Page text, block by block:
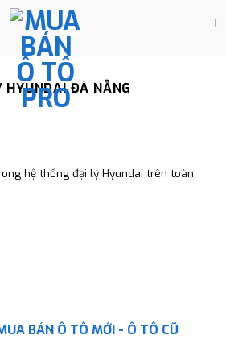
HYUNDAI ĐÀ NẴNG
hệ thống đại lý Hyundai trên toàn
BÁN Ô TÔ MỚI - Ô TÔ CŨ